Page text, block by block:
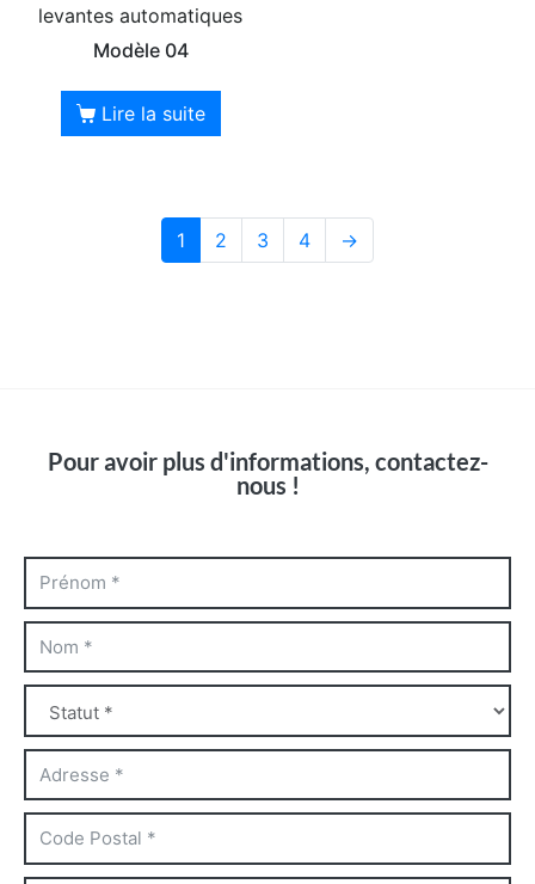
levantes automatiques
Modèle 04
Lire la suite
1 2 3 4 →
Pour avoir plus d'informations, contactez-
nous !